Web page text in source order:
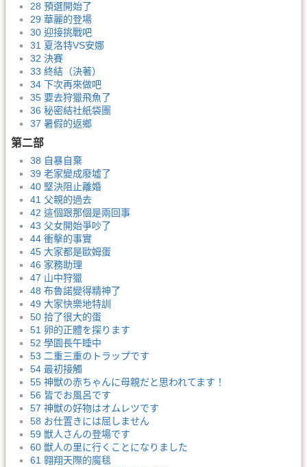
28 預選開始了
29 華麗的登場
30 迎接挑戰吧
31 夏洛特VS安娜
32 決賽
33 終結（決著）
34 下次再來做吧
35 要去狩獵飛魚了
36 秘密結社紙袋團
37 暑假的返鄉
第二部
38 自暴自棄
39 老家變成廢墟了
40 堅決阻止離婚
41 父親的過去
42 這個跟那個是兩回事
43 父女開始爭吵了
44 衝擊的事實
45 大家都是歐姆蛋
46 家務助理
47 山中狩獵
48 布魯諾變得精神了
49 大家快樂地特訓
50 拾了很大的蛋
51 卵的正體を探ります
52 學園長午睡中
53 二重三重のトラップです
54 最初接觸
55 神獣の赤ちゃんに母親だと思われてます！
56 皆でお風呂です
57 神獣の好物はオムレツです
58 お仕置きには屈しません
59 獣人さんの登場です
60 獣人の里に行くことになりました
61 翱翔天際的魔毯